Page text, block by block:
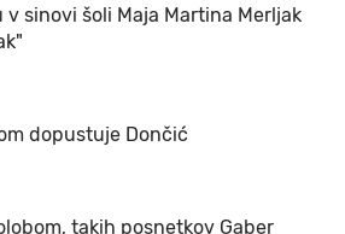
v sinovi šoli Maja Martina Merljak
dopustuje Dončić
takih posnetkov Gaber